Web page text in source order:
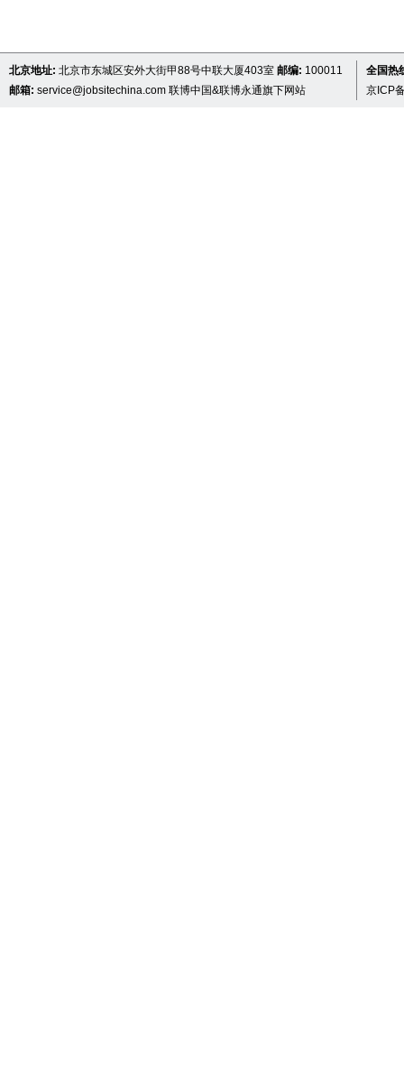
北京地址: 北京市东城区安外大街甲88号中联大厦403室 邮编: 100011
邮箱: service@jobsitechina.com 联博中国&联博永通旗下网站
全国热
京ICP